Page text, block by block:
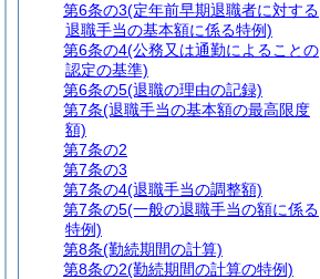
第6条の3(定年前早期退職者に対する
退職手当の基本額に係る特例)
第6条の4(公務又は通勤によることの
認定の基準)
第6条の5(退職の理由の記録)
第7条(退職手当の基本額の最高限度
額)
第7条の2
第7条の3
第7条の4(退職手当の調整額)
第7条の5(一般の退職手当の額に係る
特例)
第8条(勤続期間の計算)
第8条の2(勤続期間の計算の特例)